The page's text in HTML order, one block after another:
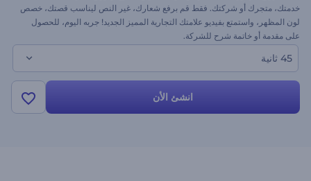
خدمتك، متجرك أو شركتك. فقط قم برفع شعارك، غير النص ليناسب قصتك، خصص
لون المظهر، واستمتع بفيديو علامتك التجارية المميز الجديد! جربه اليوم، للحصول
على مقدمة أو خاتمة شرح للشركة.
45 ثانية
انشئ الأن